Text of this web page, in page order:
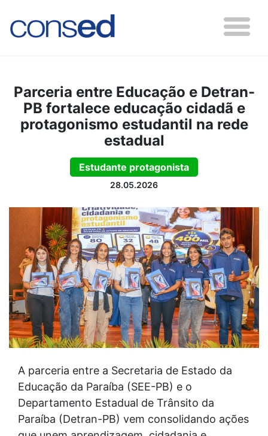
Parceria entre Educação e Detran-
PB fortalece educação cidadã e
protagonismo estudantil na rede
estadual
Estudante protagonista
28.05.2026
A parceria entre a Secretaria de Estado da
Educação da Paraíba (SEE-PB) e o
Departamento Estadual de Trânsito da
Paraíba (Detran-PB) vem consolidando ações